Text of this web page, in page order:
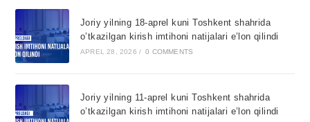
Joriy yilning 18-aprel kuni Toshkent shahrida
o’tkazilgan kirish imtihoni natijalari e’lon qilindi
APREL 28, 2026 / 0 COMMENTS
Joriy yilning 11-aprel kuni Toshkent shahrida
o’tkazilgan kirish imtihoni natijalari e’lon qilindi